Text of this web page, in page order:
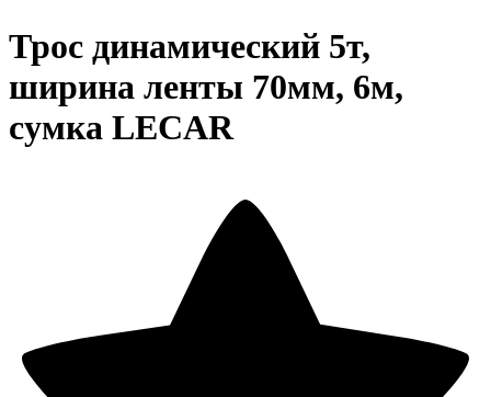
Трос динамический 5т,
ширина ленты 70мм, 6м,
сумка LECAR